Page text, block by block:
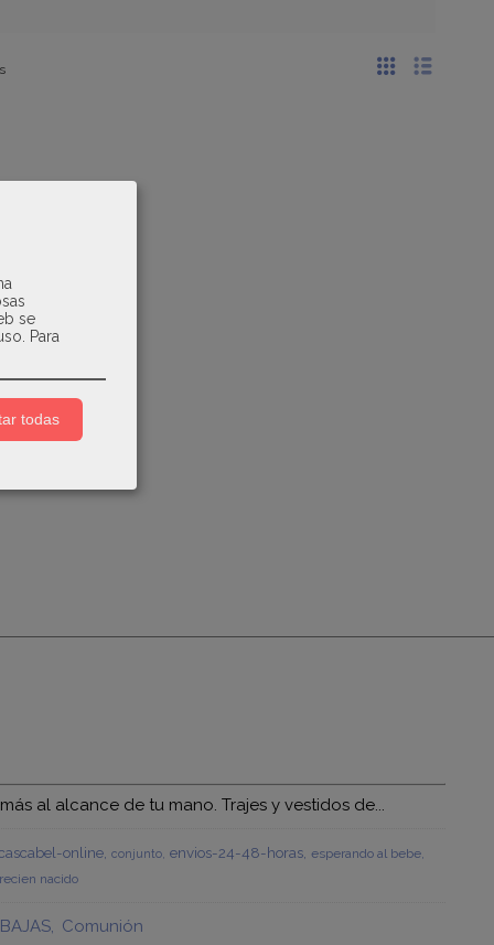
al alcance de tu mano. Trajes y vestidos de...
online conjunto envios-24-48-horas esperando al bebe
recien nacido
Comunión
se
Para
todas